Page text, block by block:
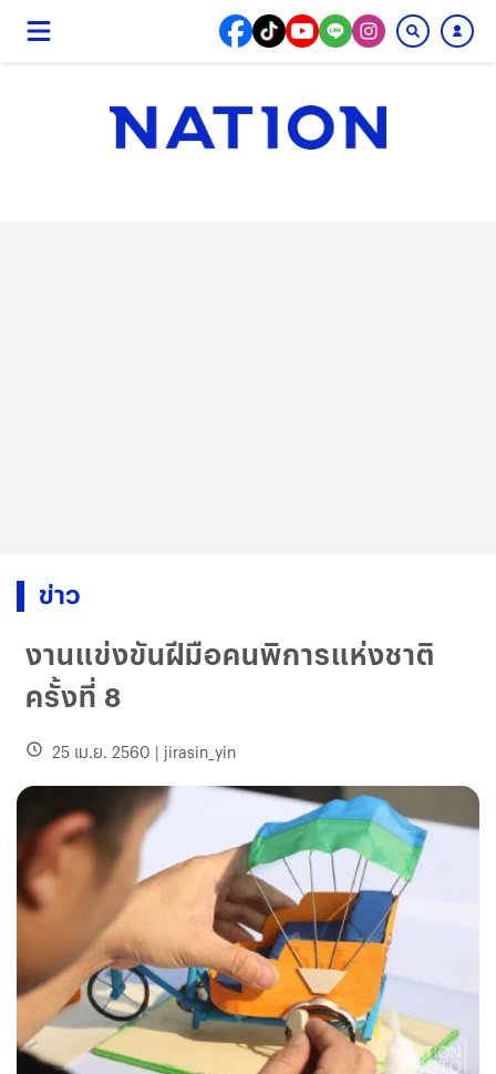
ข่าว
งานแข่งขันฝีมือคนพิการแห่งชาติ
ครั้งที่ 8
25 เม.ย. 2560 | jirasin_yin